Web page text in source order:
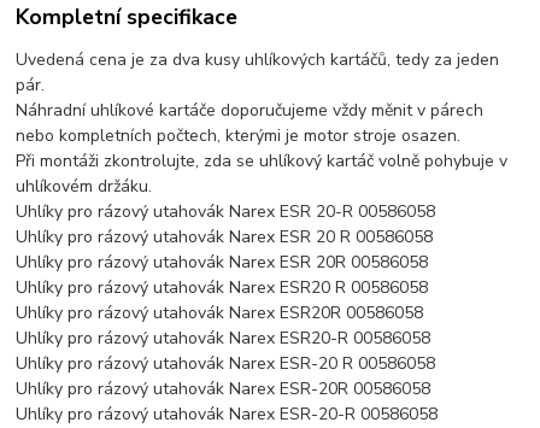
Kompletní specifikace
Uvedená cena je za dva kusy uhlíkových kartáčů, tedy za jeden
pár.
Náhradní uhlíkové kartáče doporučujeme vždy měnit v párech
nebo kompletních počtech, kterými je motor stroje osazen.
Při montáži zkontrolujte, zda se uhlíkový kartáč volně pohybuje v
uhlíkovém držáku.
Uhlíky pro rázový utahovák Narex ESR 20-R 00586058
Uhlíky pro rázový utahovák Narex ESR 20 R 00586058
Uhlíky pro rázový utahovák Narex ESR 20R 00586058
Uhlíky pro rázový utahovák Narex ESR20 R 00586058
Uhlíky pro rázový utahovák Narex ESR20R 00586058
Uhlíky pro rázový utahovák Narex ESR20-R 00586058
Uhlíky pro rázový utahovák Narex ESR-20 R 00586058
Uhlíky pro rázový utahovák Narex ESR-20R 00586058
Uhlíky pro rázový utahovák Narex ESR-20-R 00586058